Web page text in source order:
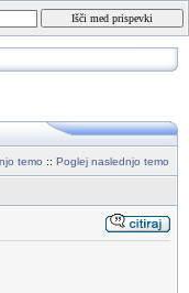
temo :: Poglej naslednjo temo